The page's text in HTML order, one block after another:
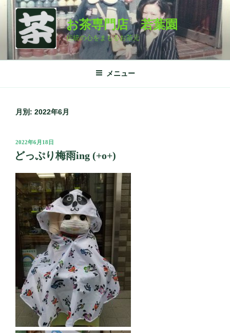
お茶専門店 若葉園
伝統の心をまもるお茶元
メニュー
月別: 2022年6月
投
稿
日:
2022年6月18日
どっぷり梅雨ing (+o+)